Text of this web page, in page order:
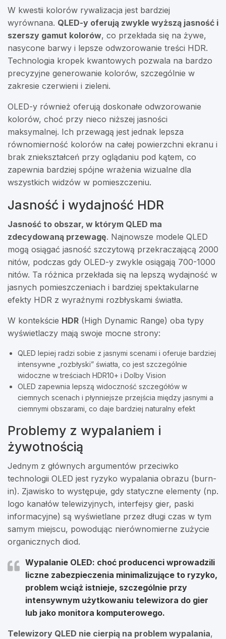
W kwestii kolorów rywalizacja jest bardziej
wyrównana. QLED-y oferują zwykle wyższą jasność i
szerszy gamut kolorów, co przekłada się na żywe,
nasycone barwy i lepsze odwzorowanie treści HDR.
Technologia kropek kwantowych pozwala na bardzo
precyzyjne generowanie kolorów, szczególnie w
zakresie czerwieni i zieleni.
OLED-y również oferują doskonałe odwzorowanie
kolorów, choć przy nieco niższej jasności
maksymalnej. Ich przewagą jest jednak lepsza
równomierność kolorów na całej powierzchni ekranu i
brak zniekształceń przy oglądaniu pod kątem, co
zapewnia bardziej spójne wrażenia wizualne dla
wszystkich widzów w pomieszczeniu.
Jasność i wydajność HDR
Jasność to obszar, w którym QLED ma
zdecydowaną przewagę. Najnowsze modele QLED
mogą osiągać jasność szczytową przekraczającą 2000
nitów, podczas gdy OLED-y zwykle osiągają 700-1000
nitów. Ta różnica przekłada się na lepszą wydajność w
jasnych pomieszczeniach i bardziej spektakularne
efekty HDR z wyraźnymi rozbłyskami światła.
W kontekście HDR (High Dynamic Range) oba typy
wyświetlaczy mają swoje mocne strony:
QLED lepiej radzi sobie z jasnymi scenami i oferuje bardziej
intensywne „rozbłyski” światła, co jest szczególnie
widoczne w treściach HDR10+ i Dolby Vision
OLED zapewnia lepszą widoczność szczegółów w
ciemnych scenach i płynniejsze przejścia między jasnymi a
ciemnymi obszarami, co daje bardziej naturalny efekt
Problemy z wypalaniem i
żywotnością
Jednym z głównych argumentów przeciwko
technologii OLED jest ryzyko wypalania obrazu (burn-
in). Zjawisko to występuje, gdy statyczne elementy (np.
logo kanałów telewizyjnych, interfejsy gier, paski
informacyjne) są wyświetlane przez długi czas w tym
samym miejscu, powodując nierównomierne zużycie
organicznych diod.
Wypalanie OLED: choć producenci wprowadzili
liczne zabezpieczenia minimalizujące to ryzyko,
problem wciąż istnieje, szczególnie przy
intensywnym użytkowaniu telewizora do gier
lub jako monitora komputerowego.
Telewizory QLED nie cierpią na problem wypalania,